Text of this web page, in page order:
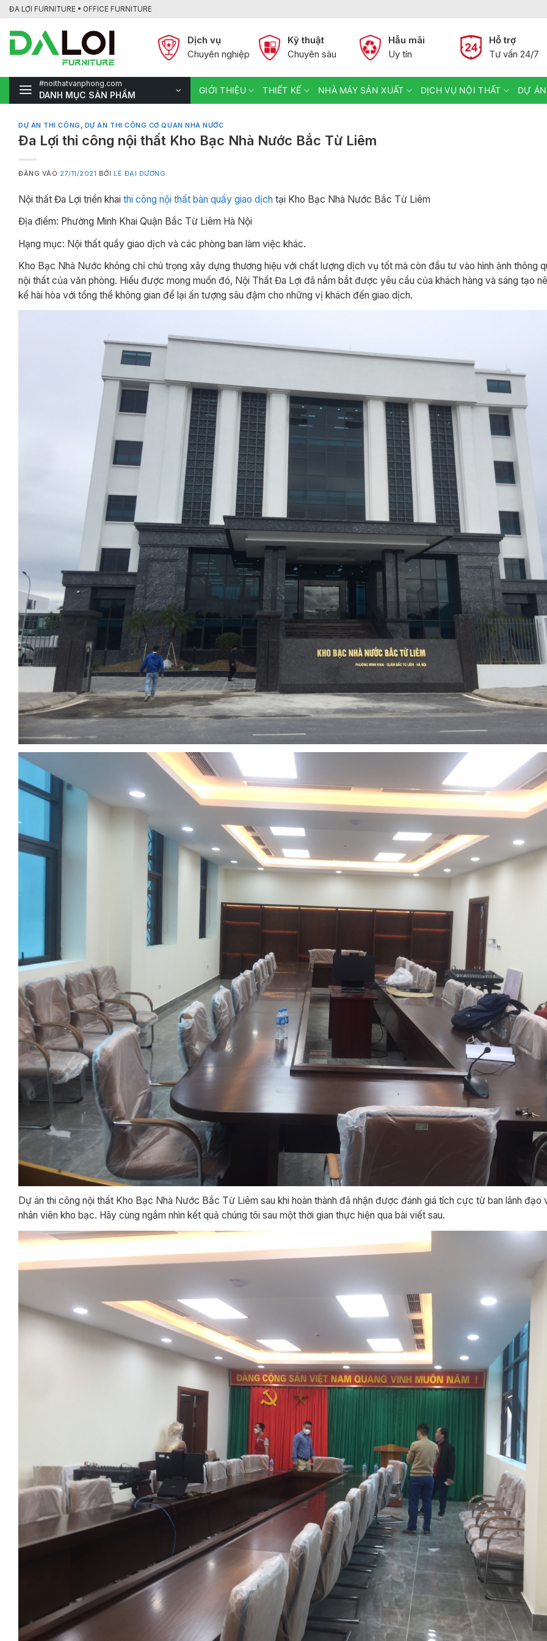
Bỏ
nội
dung
ĐA LỢI FURNITURE • OFFICE FURNITURE
Dịch vụ
Chuyên nghiệp
Kỹ thuật
Chuyên sâu
Hẫu mãi
Uy tín
Hỗ trợ
Tư vấn 24/7
#noithatvanphong.com
DANH MỤC SẢN PHẨM GIỚI THIỆU THIẾT KẾ NHÀ MÁY SẢN XUẤT DỊCH VỤ NỘI THẤT DỰ
DỰ ÁN THI CÔNG , DỰ ÁN THI CÔNG CƠ QUAN NHÀ NƯỚC
Đa Lợi thi công nội thất Kho Bạc Nhà Nước Bắc Từ Liêm
ĐĂNG VÀO 27/11/2021 BỞI LÊ ĐẠI DƯƠNG
Nội thất Đa Lợi triển khai thi công nội thất bàn quầy giao dịch tại Kho Bạc Nhà Nước Bắc Từ Liêm
Địa điểm: Phường Minh Khai Quận Bắc Từ Liêm Hà Nội
Hạng mục: Nội thất quầy giao dịch và các phòng ban làm việc khác.
Kho Bạc Nhà Nước không chỉ chú trọng xây dựng thương hiệu với chất lượng dịch vụ tốt mà còn đầu tư vào hình ảnh thông
nội thất của văn phòng. Hiểu được mong muốn đó, Nội Thất Đa Lợi đã nắm bắt được yêu cầu của khách hàng và sáng tạo
kế hài hòa với tổng thể không gian để lại ấn tượng sâu đậm cho những vị khách đến giao dịch.
Dự án thi công nội thất Kho Bạc Nhà Nước Bắc Từ Liêm sau khi hoàn thành đã nhận được đánh giá tích cực từ ban lãnh đạo
nhân viên kho bạc. Hãy cùng ngắm nhìn kết quả chúng tôi sau một thời gian thực hiện qua bài viết sau.